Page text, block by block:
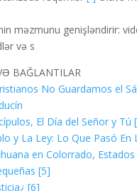
məzmunu genişləndirir:
və s.
BAĞLANTILAR
Cristianos No Guardamos el
[5] Last Zorras Pequeñas
[6] ¿Qué Es La Justicia?